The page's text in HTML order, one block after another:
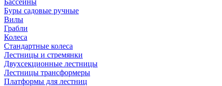
Бассейны
Буры садовые ручные
Вилы
Грабли
Колеса
Стандартные колеса
Лестницы и стремянки
Двухсекционные лестницы
Лестницы трансформеры
Платформы для лестниц